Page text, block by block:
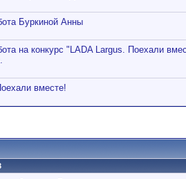
Буркиной Анны
на конкурс "LADA Largus. Поехали
вместе!